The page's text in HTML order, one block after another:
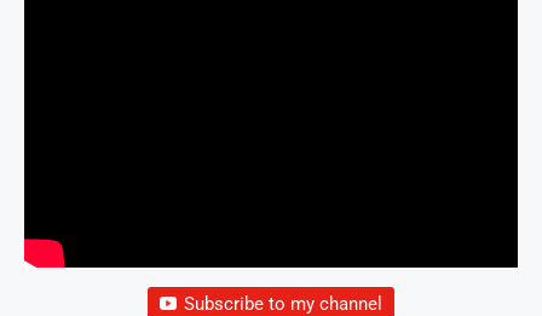
Subscribe to my channel